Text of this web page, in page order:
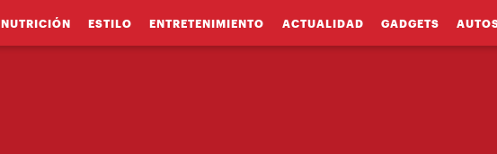
NUTRICIÓN ESTILO ENTRETENIMIENTO ACTUALIDAD GADGETS